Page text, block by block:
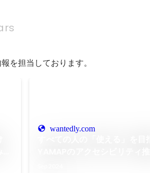
を担当しております。
wantedly.com